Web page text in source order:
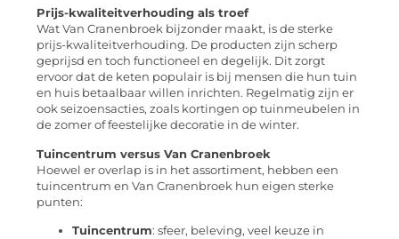
Prijs-kwaliteitverhouding als troef
Wat Van Cranenbroek bijzonder maakt, is de sterke
prijs-kwaliteitverhouding. De producten zijn scherp
geprijsd en toch functioneel en degelijk. Dit zorgt
ervoor dat de keten populair is bij mensen die hun tuin
en huis betaalbaar willen inrichten. Regelmatig zijn er
ook seizoensacties, zoals kortingen op tuinmeubelen in
de zomer of feestelijke decoratie in de winter.
Tuincentrum versus Van Cranenbroek
Hoewel er overlap is in het assortiment, hebben een
tuincentrum en Van Cranenbroek hun eigen sterke
punten:
Tuincentrum: sfeer, beleving, veel keuze in